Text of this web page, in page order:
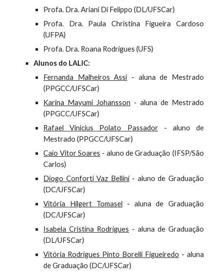
Profa. Dra. Ariani Di Felippo (DL/UFSCar)
Profa. Dra. Paula Christina Figueira Cardoso
(UFPA)
Profa. Dra. Roana Rodrigues (UFS)
Alunos do LALIC:
Fernanda Malheiros Assi - aluna de Mestrado
(PPGCC/UFSCar)
Karina Mayumi Johansson - aluna de Mestrado
(PPGCC/UFSCar)
Rafael Vinicius Polato Passador- aluno de
Mestrado (PPGCC/UFSCar)
Caio Vitor Soares - aluno de Graduação (IFSP/São
Carlos)
Diogo Conforti Vaz Bellini- aluno de Graduação
(DC/UFSCar)
Vitória Hilgert Tomasel - aluna de Graduação
(DC/UFSCar)
Isabela Cristina Rodrigues - aluna de Graduação
(DL/UFSCar)
Vitória Rodrigues Pinto Borelli Figueiredo - aluna
de Graduação (DC/UFSCar)